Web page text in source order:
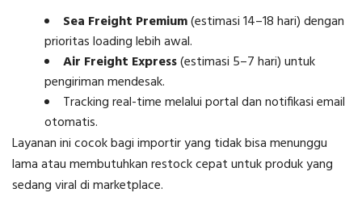
Sea Freight Premium(estimasi 14–18 hari) dengan
prioritas loading lebih awal.
Air Freight Express(estimasi 5–7 hari) untuk
pengiriman mendesak.
Tracking real-time melalui portal dan notifikasi email
otomatis.
Layanan ini cocok bagi importir yang tidak bisa menunggu
lama atau membutuhkan restock cepat untuk produk yang
sedang viral di marketplace.